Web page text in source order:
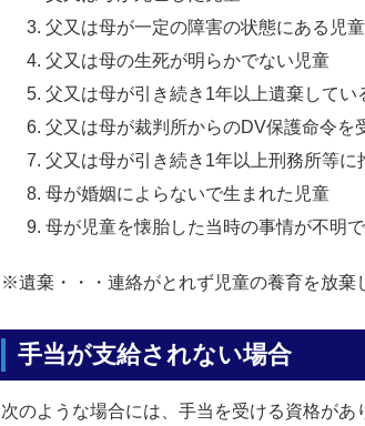
父又は母が一定の障害の状態にある児童
父又は母の生死が明らかでない児童
父又は母が引き続き1年以上遺棄してい
父又は母が裁判所からのDV保護命令を
父又は母が引き続き1年以上刑務所等に
母が婚姻によらないで生まれた児童
母が児童を懐胎した当時の事情が不明
※遺棄・・・連絡がとれず児童の養育を放棄
手当が支給されない場合
次のような場合には、手当を受ける資格があ